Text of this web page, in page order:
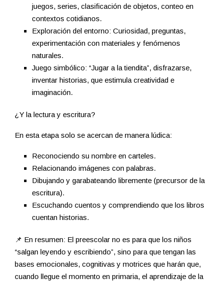
juegos, series, clasificación de objetos, conteo en
contextos cotidianos.
Exploración del entorno: Curiosidad, preguntas,
experimentación con materiales y fenómenos
naturales.
Juego simbólico: “Jugar a la tiendita”, disfrazarse,
inventar historias, que estimula creatividad e
imaginación.
¿Y la lectura y escritura?
En esta etapa solo se acercan de manera lúdica:
Reconociendo su nombre en carteles.
Relacionando imágenes con palabras.
Dibujando y garabateando libremente (precursor de la
escritura).
Escuchando cuentos y comprendiendo que los libros
cuentan historias.
📌 En resumen: El preescolar no es para que los niños
“salgan leyendo y escribiendo”, sino para que tengan las
bases emocionales, cognitivas y motrices que harán que,
cuando llegue el momento en primaria, el aprendizaje de la